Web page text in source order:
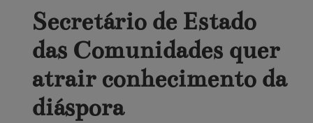
Secretário de Estado
das Comunidades quer
atrair conhecimento da
diáspora